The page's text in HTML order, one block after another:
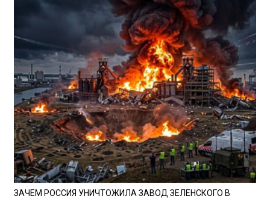
ЗАЧЕМ РОССИЯ УНИЧТОЖИЛА ЗАВОД ЗЕЛЕНСКОГО В